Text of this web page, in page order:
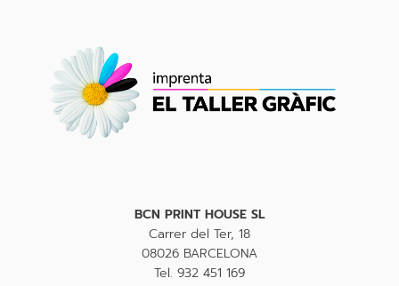
BCN PRINT HOUSE SL
Carrer del Ter, 18
08026 BARCELONA
Tel. 932 451 169